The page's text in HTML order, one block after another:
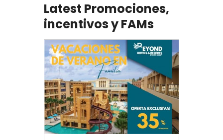
Latest Promociones,
incentivos y FAMs